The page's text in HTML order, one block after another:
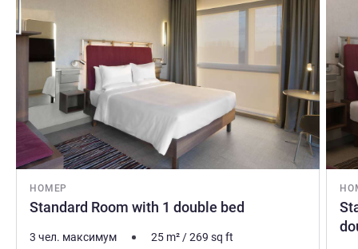
НОМЕР
Standard Room with 1 double bed
3 чел. максимум 25 m²/269 sq ft